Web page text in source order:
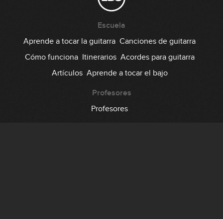
Escuela
Aprende a tocar la guitarra Canciones de guitarra
Cómo funciona Itinerarios Acordes para guitarra
Artículos Aprende a tocar el bajo
Profesores
Profesores